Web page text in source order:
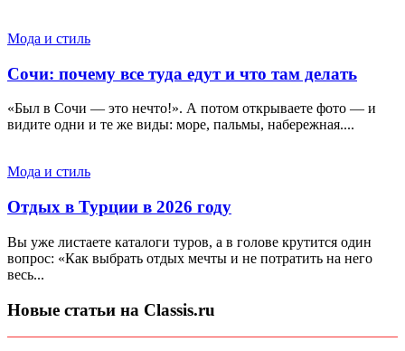
Мода и стиль
Сочи: почему все туда едут и что там делать
«Был в Сочи — это нечто!». А потом открываете фото — и
видите одни и те же виды: море, пальмы, набережная....
Мода и стиль
Отдых в Турции в 2026 году
Вы уже листаете каталоги туров, а в голове крутится один
вопрос: «Как выбрать отдых мечты и не потратить на него
весь...
Новые статьи на Classis.ru